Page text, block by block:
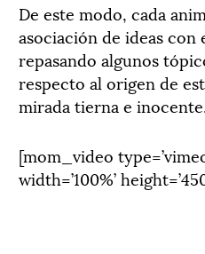
De este modo, cada
asociación de ideas
repasando algunos
respecto al origen de
mirada tierna e
[mom_video
width=’100%’